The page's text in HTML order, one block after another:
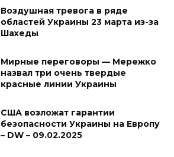
Воздушная тревога в ряде
областей Украины 23 марта из-за
Шахеды
Мирные переговоры — Мережко
назвал три очень твердые
красные линии Украины
США возложат гарантии
безопасности Украины на Европу
– DW – 09.02.2025